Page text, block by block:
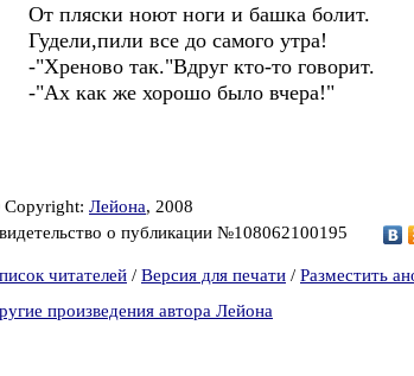
От пляски ноют ноги и башка болит.
Гудели,пили все до самого утра!
-"Хреново так."Вдруг кто-то говорит.
-"Ах как же хорошо было вчера!"
Лейона, 2008
о публикации №108062100195
читателей / Версия для печати / Разместить
произведения автора Лейона